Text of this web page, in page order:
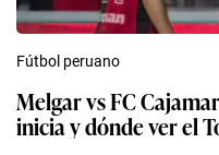
Fútbol peruano
Melgar vs FC
inicia y dónde ver el